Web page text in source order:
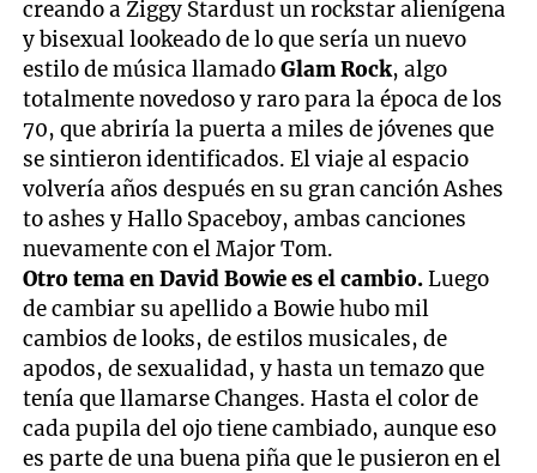
minutes,
30
seconds
creando a Ziggy Stardust un rockstar alienígena
y bisexual lookeado de lo que sería un nuevo
estilo de música llamadoGlam Rock, algo
totalmente novedoso y raro para la época de los
70, que abriría la puerta a miles de jóvenes que
se sintieron identificados. El viaje al espacio
volvería años después en su gran canción Ashes
to ashes y Hallo Spaceboy, ambas canciones
nuevamente con el Major Tom.
Otro tema en David Bowie es el cambio.Luego
de cambiar su apellido a Bowie hubo mil
cambios de looks, de estilos musicales, de
apodos, de sexualidad, y hasta un temazo que
tenía que llamarse Changes. Hasta el color de
cada pupila del ojo tiene cambiado, aunque eso
es parte de una buena piña que le pusieron en el